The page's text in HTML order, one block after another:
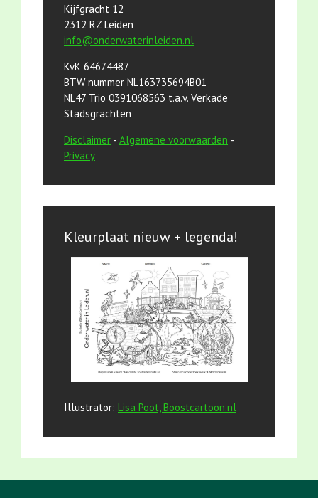
Kijfgracht 12
2312 RZ Leiden
info@onderwaterinleiden.nl
KvK 64674487
BTW nummer NL163735694B01
NL47 Trio 0391068563 t.a.v. Verkade
Stadsgrachten
Disclaimer - Algemene voorwaarden -
Privacy
Kleurplaat nieuw + legenda!
Illustrator: Lisa Poot, Boostcartoon.nl